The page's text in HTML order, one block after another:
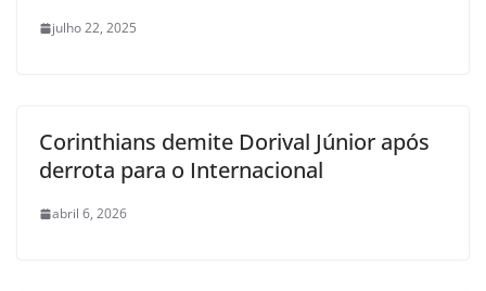
julho 22, 2025
Corinthians demite Dorival Júnior após
derrota para o Internacional
abril 6, 2026